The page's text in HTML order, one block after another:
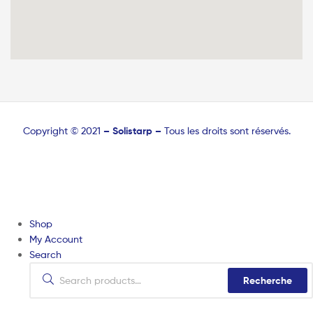
Copyright © 2021 – Solistarp –Tous les droits sont réservés.
Shop
My Account
Search
Recherche